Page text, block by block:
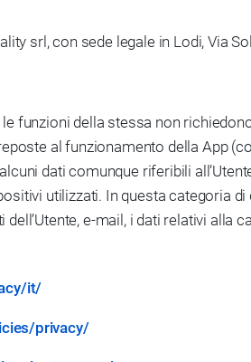
srl, con sede legale in Lodi, Via
funzioni della stessa non
al funzionamento della App
dati comunque riferibili
utilizzati. In questa categoria
e-mail, i dati relativi alla
it/
privacy/